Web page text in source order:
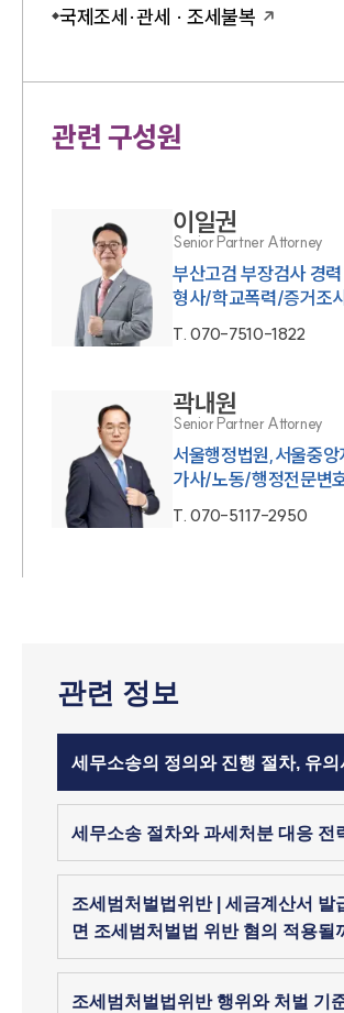
국제조세·관세 · 조세불복
관련 구성원
이일권
Senior Partner Attorney
부산고검 부장검사 경력
형사/학교폭력/증거조
T.070-7510-1822
곽내원
Senior Partner Attorney
서울행정법원,서울중앙
가사/노동/행정전문변
T.070-5117-2950
관련 정보
세무소송의 정의와 진행 절차, 유의
세무소송 절차와 과세처분 대응 전
조세범처벌법위반 | 세금계산서 발
면 조세범처벌법 위반 혐의 적용될
조세범처벌법위반 행위와 처벌 기